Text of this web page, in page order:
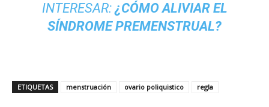
INTERESAR: ¿CÓMO ALIVIAR EL
SÍNDROME PREMENSTRUAL?
ETIQUETAS menstruación ovario poliquistico regla